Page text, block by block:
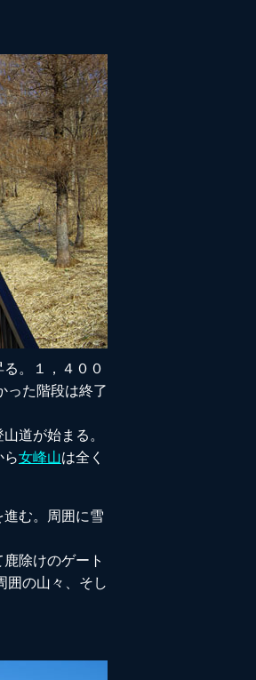
。１，４００
った階段は終了
道が始まる。
ら女峰山は全く
む。周囲に雪
除けのゲート
囲の山々、そし